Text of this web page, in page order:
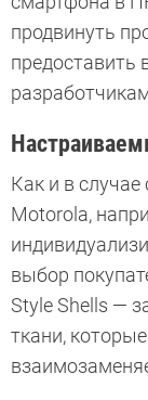
продвинуть
предоставить
Как и в
Motorola,
выбор
Style Shells —
ткани,